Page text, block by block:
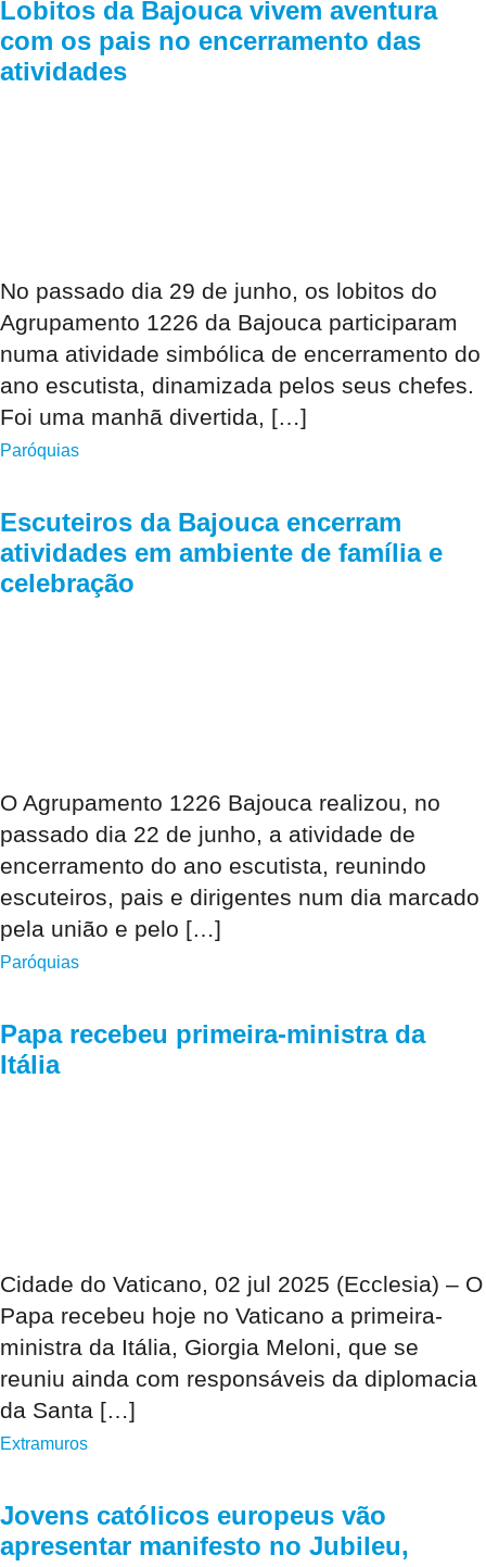
Lobitos da Bajouca vivem aventura
com os pais no encerramento das
atividades
No passado dia 29 de junho, os lobitos do
Agrupamento 1226 da Bajouca participaram
numa atividade simbólica de encerramento do
ano escutista, dinamizada pelos seus chefes.
Foi uma manhã divertida, […]
Paróquias
Escuteiros da Bajouca encerram
atividades em ambiente de família e
celebração
O Agrupamento 1226 Bajouca realizou, no
passado dia 22 de junho, a atividade de
encerramento do ano escutista, reunindo
escuteiros, pais e dirigentes num dia marcado
pela união e pelo […]
Paróquias
Papa recebeu primeira-ministra da
Itália
Cidade do Vaticano, 02 jul 2025 (Ecclesia) – O
Papa recebeu hoje no Vaticano a primeira-
ministra da Itália, Giorgia Meloni, que se
reuniu ainda com responsáveis da diplomacia
da Santa […]
Extramuros
Jovens católicos europeus vão
apresentar manifesto no Jubileu,